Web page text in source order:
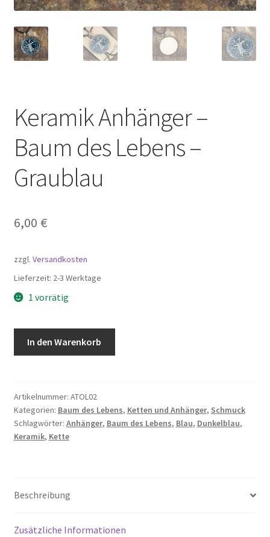
Keramik Anhänger –
Baum des Lebens –
Graublau
6,00 €
zzgl. Versandkosten
Lieferzeit: 2-3 Werktage
1 vorrätig
des
Lebens
-
Graublau
In den Warenkorb
Artikelnummer: ATOL02
Kategorien: Baum des Lebens, Ketten und Anhänger, Schmuck
Schlagwörter: Anhänger, Baum des Lebens, Blau, Dunkelblau,
Keramik, Kette
Beschreibung
Zusätzliche Informationen